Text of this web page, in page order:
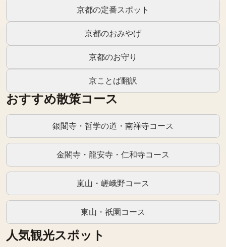
京都の定番スポット
京都のおみやげ
京都のお守り
京ことば翻訳
おすすめ散策コース
銀閣寺・哲学の道・南禅寺コース
金閣寺・龍安寺・仁和寺コース
嵐山・嵯峨野コース
東山・祇園コース
人気観光スポット